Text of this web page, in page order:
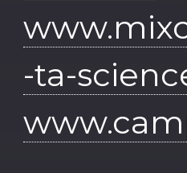
-ta-